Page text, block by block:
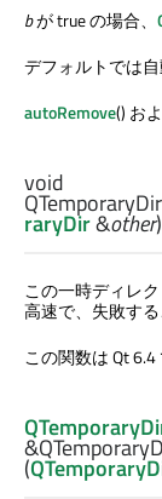
bが true の場合、
デフォルトでは自
autoRemove() お
void
raryDir&other)
この一時ディレ
高速で、失敗する
この関数は Qt 6.4
(